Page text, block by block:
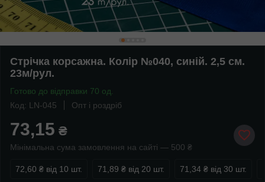
Стрічка корсажна. Колір №040, синій. 2,5 см.
23м/рул.
Готово до відправки 70 од.
Код: LN-045
Опт і роздріб
73,15 ₴
Мінімальна сума замовлення на сайті — 500 ₴
72,60 ₴ від 10 шт. 71,89 ₴ від 20 шт. 71,34 ₴ від 30 шт.